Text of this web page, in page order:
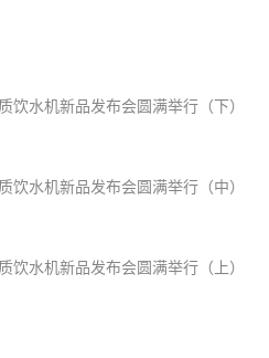
饮水机新品发布会圆满举行（下）
饮水机新品发布会圆满举行（中）
饮水机新品发布会圆满举行（上）